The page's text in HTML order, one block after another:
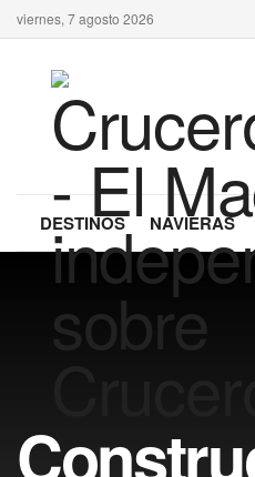
viernes, 7 agosto 2026
DESTINOS NAVIERAS